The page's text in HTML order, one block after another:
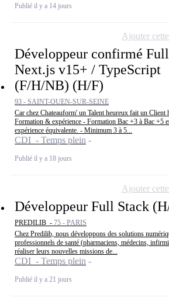
Publié il y a 14 jours
Développeur confirmé
Next.js v15+ / TypeScript
(F/H/NB) (H/F)
93 - SAINT-OUEN-SUR-SEINE
Car chez Chateauform' un Talent heureux fait un Client
Formation & expérience - Formation Bac +3 à Bac +5
expérience équivalente. - Minimum 3 à 5...
CDI - Temps plein
Publié il y a 18 jours
Ajouter
Développeur Full Stack
PREDILIB - 75 - PARIS
Chez Predilib, nous développons des solutions
professionnels de santé (pharmaciens, médecins,
réaliser leurs nouvelles missions de...
CDI - Temps plein
Publié il y a 21 jours
Ajouter